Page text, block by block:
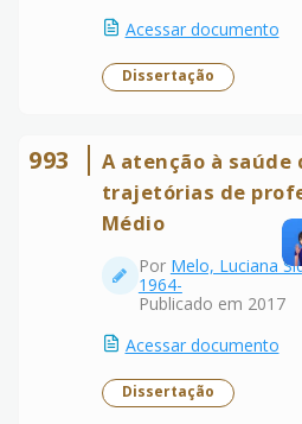
Acessar documento
Dissertação
993
A atenção à saúde
trajetórias de
Médio
Por Melo, Luciana
1964-
Publicado em 2017
Acessar documento
Dissertação